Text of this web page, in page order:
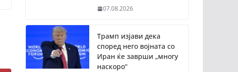
07.08.2026
Трамп изјави дека
според него војната со
Иран ќе заврши „многу
наскоро“